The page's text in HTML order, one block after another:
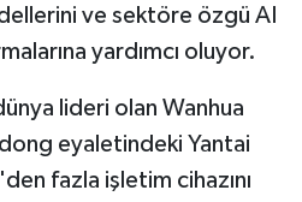
ve sektöre özgü AI
yardımcı oluyor.
lideri olan Wanhua
eyaletindeki Yantai
fazla işletim cihazını